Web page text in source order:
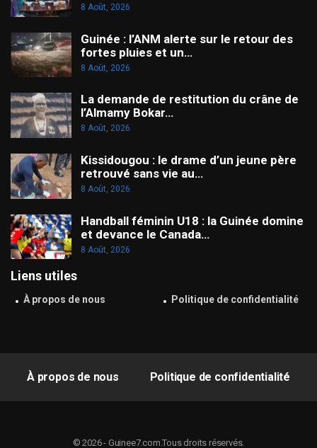
8 Août, 2026
Guinée : l’ANM alerte sur le retour des
fortes pluies et un…
8 Août, 2026
La demande de restitution du crâne de
l’Almamy Bokar…
8 Août, 2026
Kissidougou : le drame d’un jeune père
retrouvé sans vie au…
8 Août, 2026
Handball féminin U18 : la Guinée domine
et devance le Canada…
8 Août, 2026
Liens utiles
À propos de nous Politique de confidentialité
À propos de nous Politique de confidentialité
© 2026 - Guinee7.com.Tous droits réservés.